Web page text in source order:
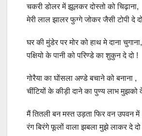
चकरी डोलर में झूलकर दोस्तो को चिढ़ाना,
मेरी लाल झालर फुग्गे जोकर जैसी टोपी दे
घर की मुंडेर पर मोर को हाथ मे दाना चुगाना,
पक्षियो के पानी को परिण्डे का शुकुन दे दो !
गोरैया का घोंसला अण्डे बचाने को बनाना ,
चींटियों के कीड़ी दाने का पुण्य लाभ मुझको
मैं तितली बन मस्त उड़ता फिर वन उपवन में
रंग बिरंगे फूलों वाला झबला मुझे लाकर दे दो